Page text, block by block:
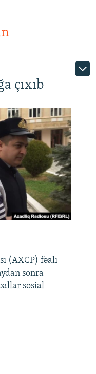
çıxıb
(AXCP) fəalı
sonra
sosial